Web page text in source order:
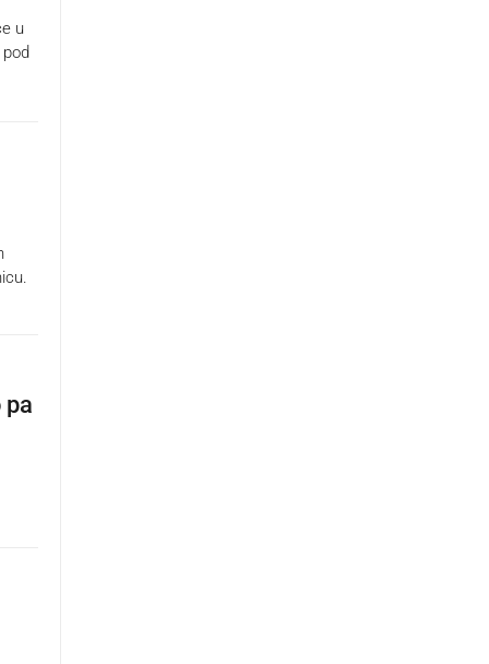
u
pa